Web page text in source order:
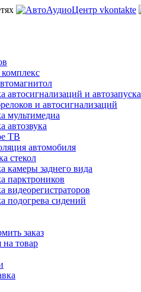
автосигнализаций и автозапуска
и автосигнализаций
мультимедиа
автозвука
ТВ
автомобиля
стекол
камеры заднего вида
парктроников
видеорегистраторов
подогрева сидений
заказ
на товар